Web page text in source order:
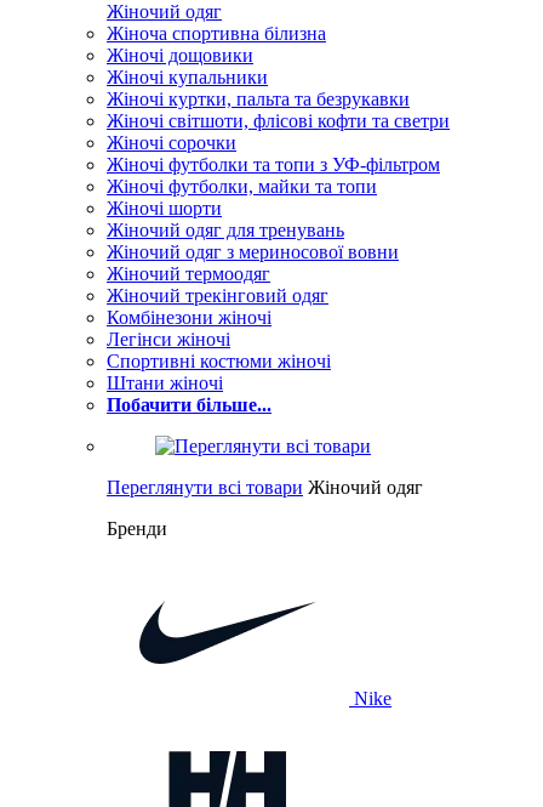
Жіночий одяг
Жіноча спортивна білизна
Жіночі дощовики
Жіночі купальники
Жіночі куртки, пальта та безрукавки
Жіночі світшоти, флісові кофти та светри
Жіночі сорочки
Жіночі футболки та топи з УФ-фільтром
Жіночі футболки, майки та топи
Жіночі шорти
Жіночий одяг для тренувань
Жіночий одяг з мериносової вовни
Жіночий термоодяг
Жіночий трекінговий одяг
Комбінезони жіночі
Легінси жіночі
Спортивні костюми жіночі
Штани жіночі
Побачити більше...
Переглянути всі товари Жіночий одяг
Бренди
Nike